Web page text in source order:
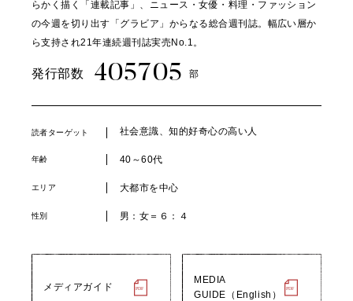
らかく描く「連載記事」、ニュース・女優・料理・ファッション
の今週を切り出す「グラビア」からなる総合週刊誌。幅広い層か
ら支持され21年連続週刊誌実売No.1。
発行部数 405705 部
読者ターゲット 社会意識、知的好奇心の高い人
年齢 40～60代
エリア 大都市を中心
性別 男：女＝６：４
メディアガイド
MEDIA
GUIDE（English）